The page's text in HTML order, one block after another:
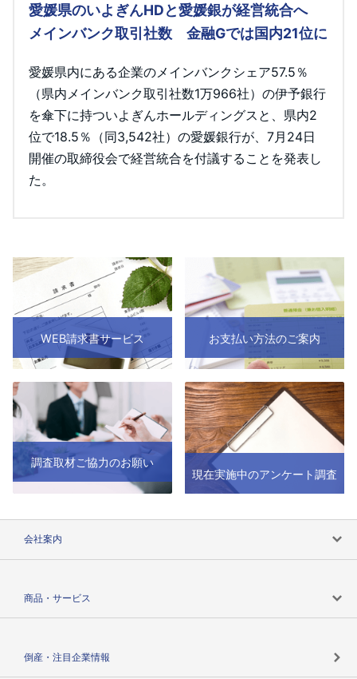
愛媛県のいよぎんHDと愛媛銀が経営統合へ
メインバンク取引社数 金融Gでは国内21位に
愛媛県内にある企業のメインバンクシェア57.5％
（県内メインバンク取引社数1万966社）の伊予銀行
を傘下に持ついよぎんホールディングスと、県内2
位で18.5％（同3,542社）の愛媛銀行が、7月24日
開催の取締役会で経営統合を付議することを発表し
た。
WEB請求書サービス お支払い方法のご案内
調査取材ご協力のお願い
現在実施中のアンケート調査
会社案内
商品・サービス
倒産・注目企業情報